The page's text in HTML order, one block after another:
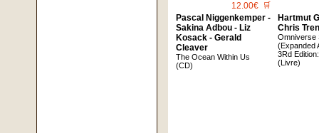
12.00€ 🛒
Pascal Niggenkemper -
Sakina Adbou - Liz
Kosack - Gerald
Cleaver
The Ocean Within Us
(CD)
Hartmut
Chris
Omniverse
(Expanded
3Rd
(Livre)